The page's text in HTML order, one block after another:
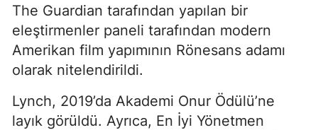
The Guardian tarafından yapılan bir
eleştirmenler paneli tarafından modern
Amerikan film yapımının Rönesans adamı
olarak nitelendirildi.
Lynch, 2019’da Akademi Onur Ödülü’ne
layık görüldü. Ayrıca, En İyi Yönetmen